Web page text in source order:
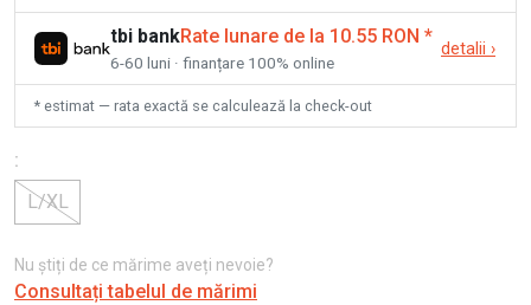
tbi bankRate lunare de la 10.55 RON *
6-60 luni · finanțare 100% online
detalii ›
* estimat — rata exactă se calculează la check-out
:
L/XL
Nu știți de ce mărime aveți nevoie?
Consultați tabelul de mărimi